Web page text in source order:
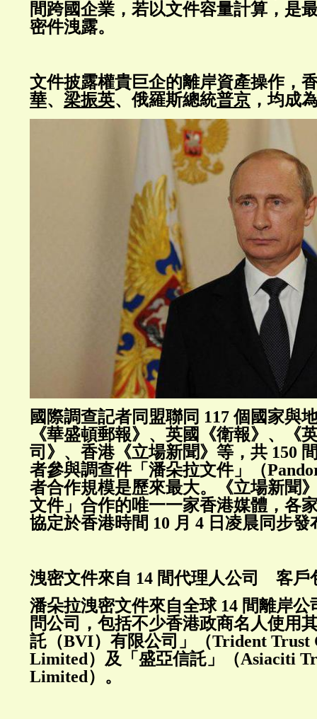
間跨國企業，若以文件容量計算，是
密件洩露。
文件披露權貴巨企的離岸資產操作，
華、 梁振英、俄羅斯總統普京 ，均成
國際調查記者同盟聯同 117 個國家與
《華盛頓郵報》、英國《衛報》、《
司》、香港《立場新聞》等，共 150
者參與調查件「潘朵拉文件」（
者合作規模是歷來最大。《立場新聞
文件」合作的唯一一家香港媒體，各
協定於香港時間 10 月 4 日凌晨同步發
洩密文件來自 14 間代理人公司 客戶
潘朵拉洩密文件來自全球 14 間離岸
問公司，包括不少香港政商名人使用
託（BVI）有限公司」（Trident Trust
Limited）及「盛亞信託」（Asiaciti
Limited）。